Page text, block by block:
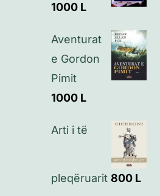
1000 L
Aventurat
e Gordon
Pimit
1000 L
Arti i të
pleqëruarit 800 L